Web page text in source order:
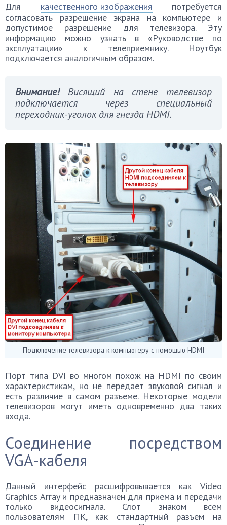
Для качественного изображения потребуется
согласовать разрешение экрана на компьютере и
допустимое разрешение для телевизора. Эту
информацию можно узнать в «Руководстве по
эксплуатации» к телеприемнику. Ноутбук
подключается аналогичным образом.
Внимание!Висящий на стене телевизор
подключается через специальный
переходник-уголок для гнезда HDMI.
Подключение телевизора к компьютеру с помощью HDMI
Порт типа DVI во многом похож на HDMI по своим
характеристикам, но не передает звуковой сигнал и
есть различие в самом разъеме. Некоторые модели
телевизоров могут иметь одновременно два таких
входа.
Соединение посредством
VGA-кабеля
Данный интерфейс расшифровывается как Video
Graphics Array и предназначен для приема и передачи
только видеосигнала. Слот знаком всем
пользователям ПК, как стандартный разъем на